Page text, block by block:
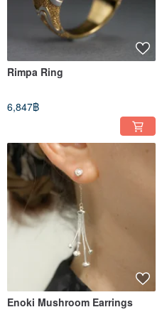
Rimpa Ring
6,847฿
Enoki Mushroom Earrings